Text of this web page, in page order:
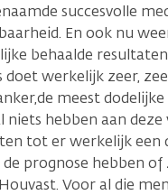
succesvolle
En ook nu
behaalde
doet werkelijk zeer,
meest
hebben aan
tot er werkelijk een
prognose hebben of
Voor al die